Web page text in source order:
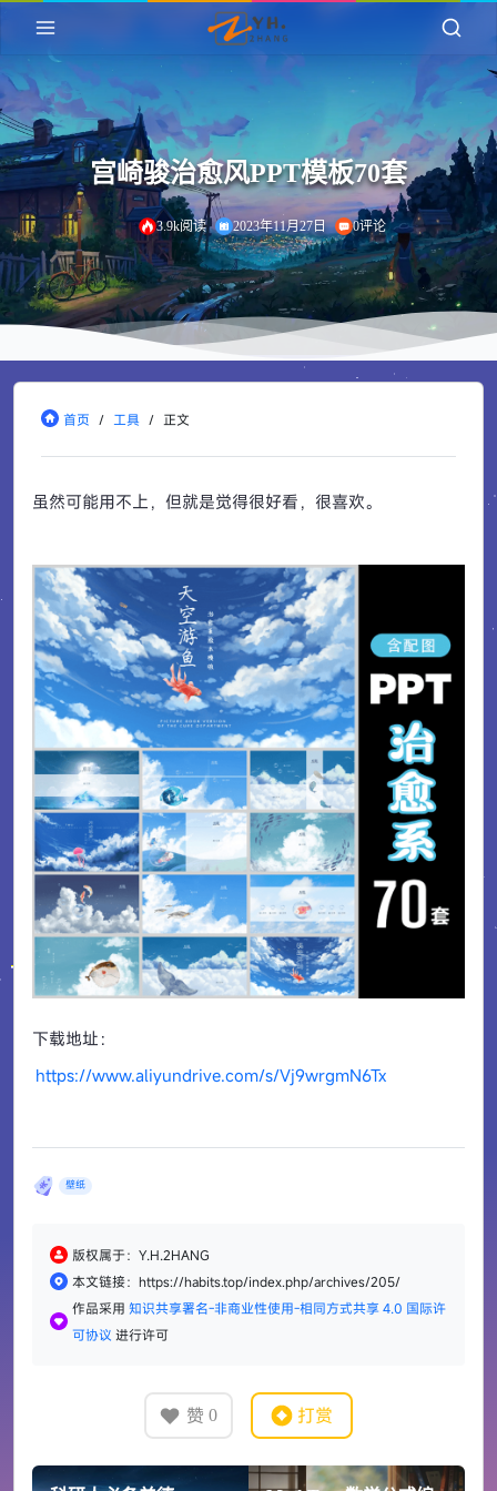
宫崎骏治愈风PPT模板70套
3.9k阅读 2023年11月27日 0评论
首页 / 工具 / 正文
虽然可能用不上，但就是觉得很好看，很喜欢。
下载地址：
https://www.aliyundrive.com/s/Vj9wrgmN6Tx
壁纸
版权属于：Y.H.2HANG
本文链接：https://habits.top/index.php/archives/205/
作品采用 知识共享署名-非商业性使用-相同方式共享 4.0 国际许
可协议 进行许可
赞 0 打赏